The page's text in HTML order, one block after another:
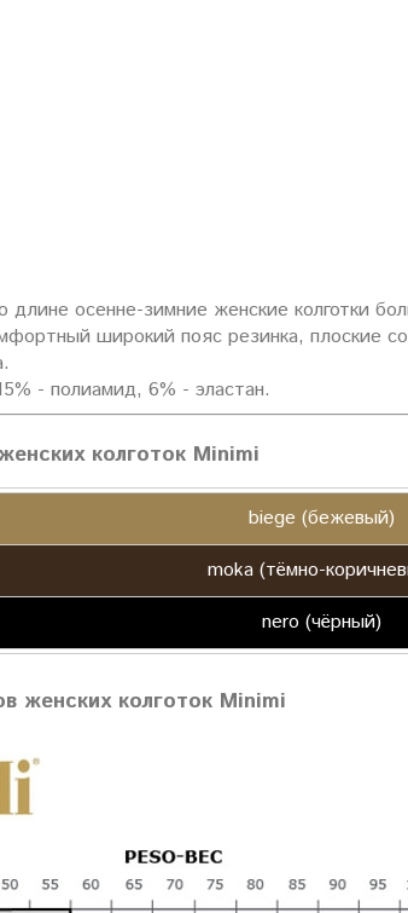
осенне-зимние женские колготки
широкий пояс резинка, плоские
- полиамид, 6% - эластан.
колготок Minimi
biege (бежевый)
moka (тёмно-
nero (чёрный)
женских колготок Minimi